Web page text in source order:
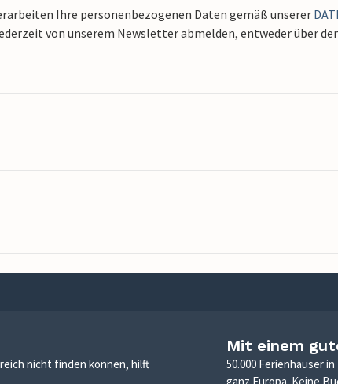
Ihre personenbezogenen Daten gemäß unserer
von unserem Newsletter abmelden, entweder über
nicht finden können, hilft
Mit einem
50.000 Ferienhäuser